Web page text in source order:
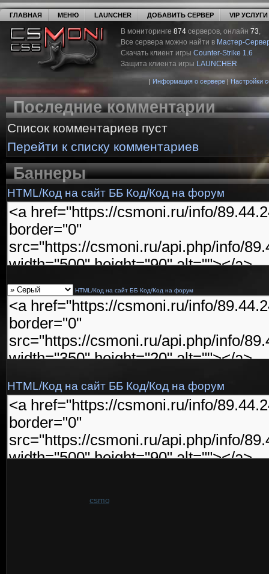
ГЛАВНАЯ МЕНЮ LAUNCHER ДОБАВИТЬ СЕРВЕР VIP УСЛУГИ
В мониторинге 874 серверов, онлайн 73,
Все сервера можно найти в Мастер-
Скачать клиент игры Counter-Strike 1.6
Защита клиента игры LAUNCHER
| Информация о сервере| Настройки
Последние комментарии
Список комментариев пуст
Перейти к списку комментариев
Баннеры
HTML/Код на сайт ББ Код/Код на форум
HTML/Код на сайт ББ Код/Код на форум
HTML/Код на сайт ББ Код/Код на форум